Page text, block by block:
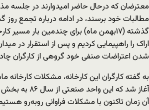
معترضان که درحال حاضر امیدوارند در جلسه
مطالبات خود برسند، در ادامه درباره تجمع روز
گذشته (۱۷بهمن ماه) برای چندمین بار مسیر
اراک را راهپیمایی کردیم و پس از استقرار در
شدن اعتراضات صنفی خود گروهی از کارگران
به گفته کارگران این کارخانه، مشکلات
آغاز شد که این
آن زمان تاکنون با مشکلات فراوانی روبه‌رو